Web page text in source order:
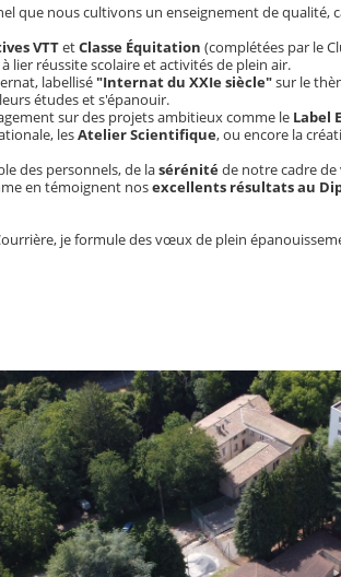
que nous cultivons un enseignement de qualité,
VTTetClasse Équitation (complétées par le
lier réussite scolaire et activités de plein air.
labellisé"Internat du XXIe siècle"sur le
études et s'épanouir.
sur des projets ambitieux comme le Label
lesAtelier Scientifique, ou encore la
des personnels, de lasérénitéde notre cadre de
en témoignent nosexcellents résultats au
je formule des vœux de plein